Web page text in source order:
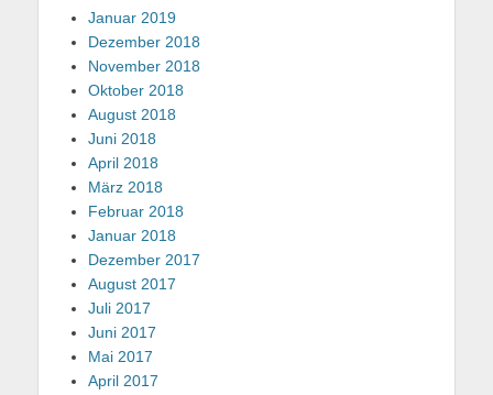
Januar 2019
Dezember 2018
November 2018
Oktober 2018
August 2018
Juni 2018
April 2018
März 2018
Februar 2018
Januar 2018
Dezember 2017
August 2017
Juli 2017
Juni 2017
Mai 2017
April 2017